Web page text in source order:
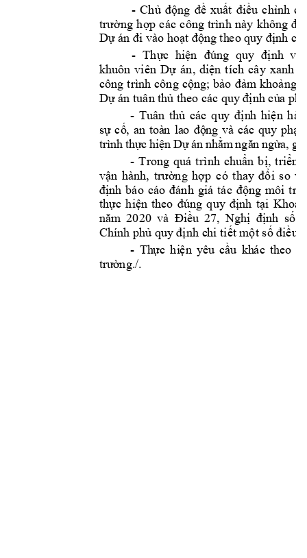
- Chủ động đề xuất điều chỉnh
trường hợp các công trình này không đ
Dự án đi vào hoạt động theo quy định
- Thực hiện đúng quy định về
khuôn viên Dự án, diện tích cây xanh
công trình công cộng; bảo đảm khoảng
Dự án tuân thủ theo các quy định của
- Tuân thủ các quy định hiện hà
sự cố, an toàn lao động và các quy phạ
trình thực hiện Dự án nhằm ngăn ngừa, gi
- Trong quá trình chuẩn bị, triển
vận hành, trường hợp có thay đổi so v
định báo cáo đánh giá tác động môi
thực hiện theo đúng quy định tại
năm 2020 và Điều 27, Nghị định số
Chính phủ quy định chi tiết một số điều
- Thực hiện yêu cầu khác theo
trường./.